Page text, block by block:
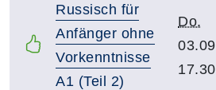
Russisch für
Anfänger ohne
Vorkenntnisse
A1 (Teil 2)
Do.